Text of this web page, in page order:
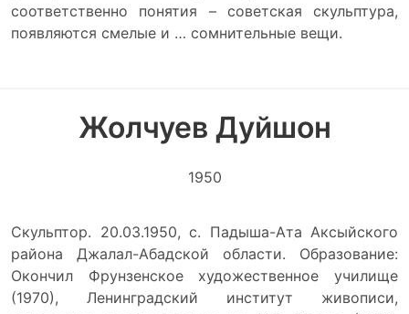
соответственно понятия – советская скульптура,
появляются смелые и … сомнительные вещи.
Жолчуев Дуйшон
1950
Скульптор. 20.03.1950, с. Падыша-Ата Аксыйского
района Джалал-Абадской области. Образование:
Окончил Фрунзенское художественное училище
(1970), Ленинградский институт живописи,